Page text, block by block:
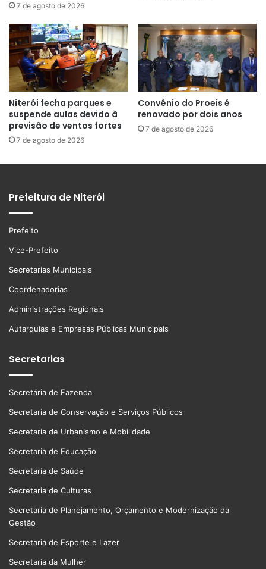
7 de agosto de 2026
Niterói fecha parques e
suspende aulas devido à
previsão de ventos fortes
7 de agosto de 2026
Convênio do Proeis é
renovado por dois anos
7 de agosto de 2026
Prefeitura de Niterói
Prefeito
Vice-Prefeito
Secretarias Municipais
Coordenadorias
Administrações Regionais
Autarquias e Empresas Públicas Municipais
Secretarias
Secretária de Fazenda
Secretaria de Conservação e Serviços Públicos
Secretaria de Urbanismo e Mobilidade
Secretaria de Educação
Secretaria de Saúde
Secretaria de Culturas
Secretaria de Planejamento, Orçamento e Modernização da
Gestão
Secretaria de Esporte e Lazer
Secretaria da Mulher